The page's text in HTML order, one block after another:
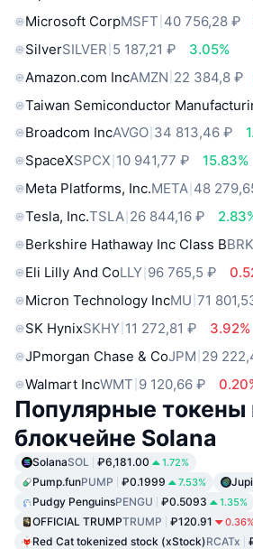
Microsoft CorpMSFT 40 756,28 ₽
SilverSILVER 5 187,21 ₽
3.05%
Amazon.com IncAMZN 22 384,8 ₽
Taiwan Semiconductor
Broadcom IncAVGO 34 813,46 ₽
SpaceXSPCX 10 941,77 ₽
15.83%
Meta Platforms, Inc.META 48
Tesla, Inc.TSLA 26 844,16 ₽
Berkshire Hathaway Inc Class B
Eli Lilly And CoLLY 96 765,5 ₽
Micron Technology IncMU 71
SK HynixSKHY 11 272,81 ₽
3.92%
JPmorgan Chase & CoJPM 29
Walmart IncWMT 9 120,66 ₽
Популярные токены
блокчейне Solana
SolanaSOL ₽6,181.00 1.72%
Pump.funPUMP ₽0.1999 7.53%
Pudgy PenguinsPENGU ₽0.5093 1.35%
OFFICIAL TRUMPTRUMP ₽120.91
Red Cat tokenized stock (xStock)RCATx